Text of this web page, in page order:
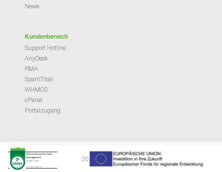
News
Kundenbereich
Support Hotline
AnyDesk
RMA
SpamTitan
WHMCS
cPanel
Portalzugang
2026 © NETHINKS GmbH